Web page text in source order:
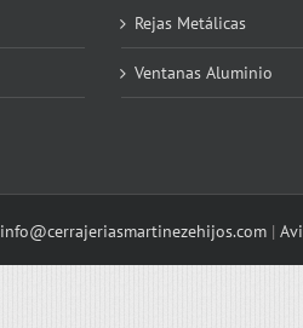
Rejas Metálicas
Ventanas Aluminio
info@cerrajeriasmartinezehijos.com |